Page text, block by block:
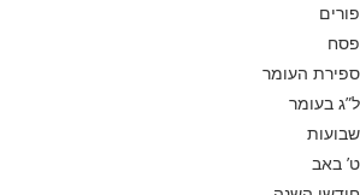
פורים
פסח
ספירת העומר
ל”ג בעומר
שבועות
ט’ באב